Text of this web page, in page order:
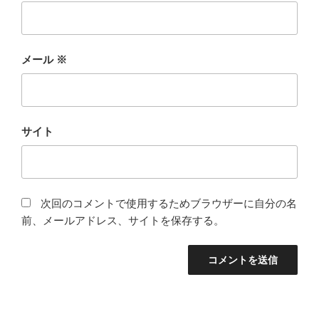
メール ※
サイト
次回のコメントで使用するためブラウザーに自分の名
前、メールアドレス、サイトを保存する。